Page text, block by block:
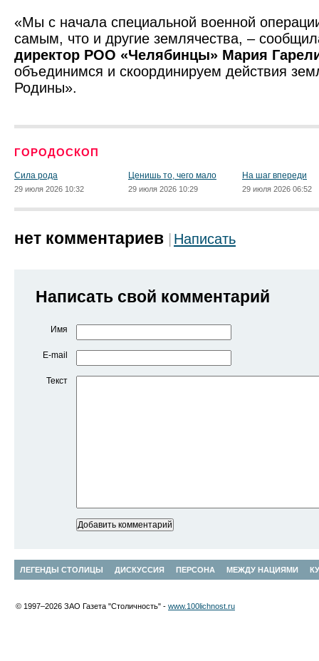
«Мы с начала специальной военной
самым, что и другие землячества, –
директор РОО «Челябинцы» Мария
объединимся и скоординируем действия
Родины».
ГОРОДОСКОП
Сила рода
29 июля 2026 10:32
Ценишь то, чего мало
29 июля 2026 10:29
На шаг впереди
29 июля 2026 06:52
нет комментариев Написать
Написать свой комментарий
Имя
E-mail
Текст
ЛЕГЕНДЫ СТОЛИЦЫ ДИСКУССИЯ ПЕРСОНА МЕЖДУ НАЦИЯМИ
© 1997–2026 ЗАО Газета "Столичность" - www.100lichnost.ru